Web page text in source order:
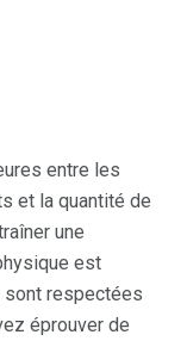
entre les
et la quantité de
une
est
respectées
éprouver de